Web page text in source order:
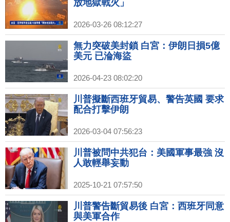
放地獄戰火」
2026-03-26 08:12:27
無力突破美封鎖 白宮：伊朗日損5億
美元 已淪海盜
2026-04-23 08:02:20
川普擬斷西班牙貿易、警告英國 要求
配合打擊伊朗
2026-03-04 07:56:23
川普被問中共犯台：美國軍事最強 沒
人敢輕舉妄動
2025-10-21 07:57:50
川普警告斷貿易後 白宮：西班牙同意
與美軍合作